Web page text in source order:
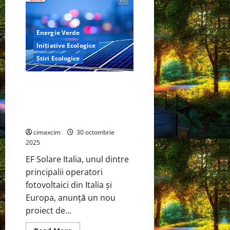
Panou
Solar
Fotovoltaic:
Ghid
Complet
Energie Verde
Inițiative Ecologice
Știri Ecologice
cimaxcim
30 octombrie
2025
EF Solare Italia, unul dintre
principalii operatori
fotovoltaici din Italia și
Europa, anunță un nou
proiect de...